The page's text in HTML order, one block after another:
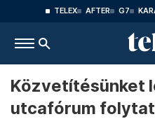
TELEX AFTER G7
Közvetítésünket
utcafórum